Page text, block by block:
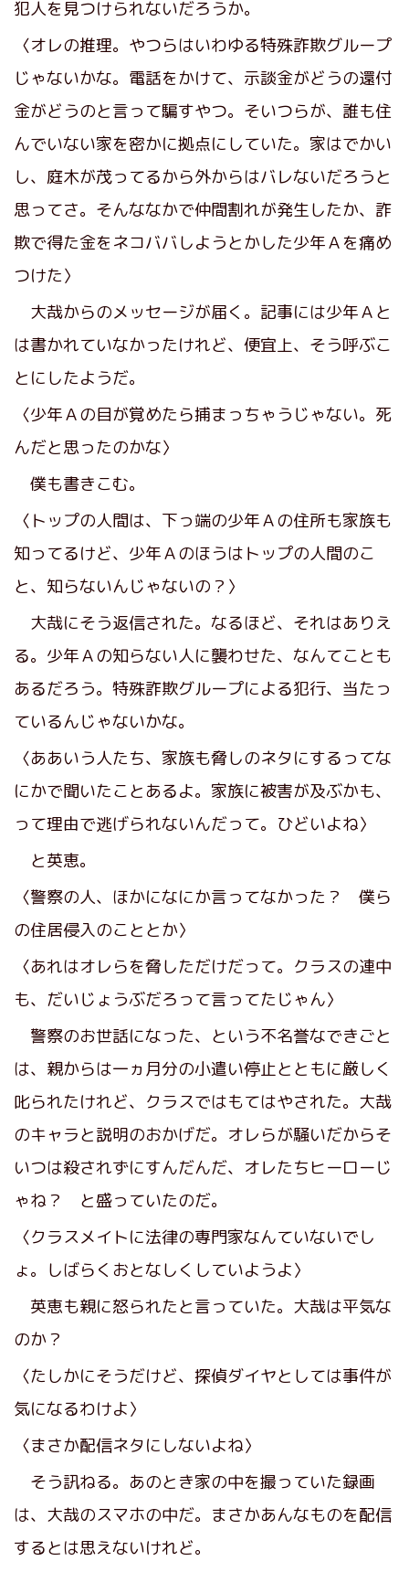
犯人を見つけられないだろうか。
〈オレの推理。やつらはいわゆる特殊詐欺グループ
じゃないかな。電話をかけて、示談金がどうの還付
金がどうのと言って騙すやつ。そいつらが、誰も住
んでいない家を密かに拠点にしていた。家はでかい
し、庭木が茂ってるから外からはバレないだろうと
思ってさ。そんななかで仲間割れが発生したか、詐
欺で得た金をネコババしようとかした少年Ａを痛め
つけた〉
大哉からのメッセージが届く。記事には少年Ａと
は書かれていなかったけれど、便宜上、そう呼ぶこ
とにしたようだ。
〈少年Ａの目が覚めたら捕まっちゃうじゃない。死
んだと思ったのかな〉
僕も書きこむ。
〈トップの人間は、下っ端の少年Ａの住所も家族も
知ってるけど、少年Ａのほうはトップの人間のこ
と、知らないんじゃないの？〉
大哉にそう返信された。なるほど、それはありえ
る。少年Ａの知らない人に襲わせた、なんてことも
あるだろう。特殊詐欺グループによる犯行、当たっ
ているんじゃないかな。
〈ああいう人たち、家族も脅しのネタにするってな
にかで聞いたことあるよ。家族に被害が及ぶかも、
って理由で逃げられないんだって。ひどいよね〉
と英恵。
〈警察の人、ほかになにか言ってなかった？ 僕ら
の住居侵入のこととか〉
〈あれはオレらを脅しただけだって。クラスの連中
も、だいじょうぶだろって言ってたじゃん〉
警察のお世話になった、という不名誉なできごと
は、親からは一ヵ月分の小遣い停止とともに厳しく
叱られたけれど、クラスではもてはやされた。大哉
のキャラと説明のおかげだ。オレらが騒いだからそ
いつは殺されずにすんだんだ、オレたちヒーローじ
ゃね？ と盛っていたのだ。
〈クラスメイトに法律の専門家なんていないでし
ょ。しばらくおとなしくしていようよ〉
英恵も親に怒られたと言っていた。大哉は平気な
のか？
〈たしかにそうだけど、探偵ダイヤとしては事件が
気になるわけよ〉
〈まさか配信ネタにしないよね〉
そう訊ねる。あのとき家の中を撮っていた録画
は、大哉のスマホの中だ。まさかあんなものを配信
するとは思えないけれど。